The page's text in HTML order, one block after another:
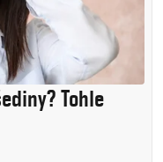
Tohle